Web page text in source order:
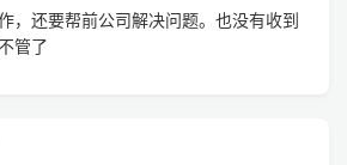
，还要帮前公司解决问题。也没有收到
管了